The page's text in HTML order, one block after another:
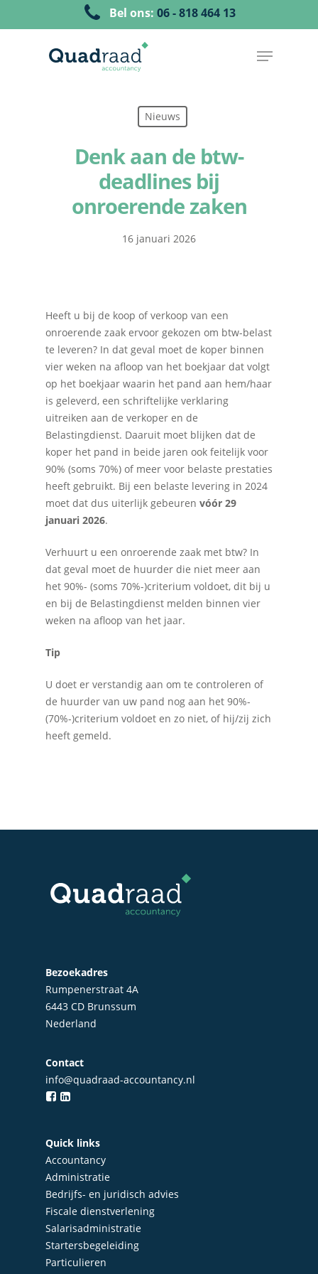
Bel ons: 06 - 818 464 13
Nieuws
Denk aan de btw-
deadlines bij
onroerende zaken
16 januari 2026
Heeft u bij de koop of verkoop van een
onroerende zaak ervoor gekozen om btw-belast
te leveren? In dat geval moet de koper binnen
vier weken na afloop van het boekjaar dat volgt
op het boekjaar waarin het pand aan hem/haar
is geleverd, een schriftelijke verklaring
uitreiken aan de verkoper en de
Belastingdienst. Daaruit moet blijken dat de
koper het pand in beide jaren ook feitelijk voor
90% (soms 70%) of meer voor belaste prestaties
heeft gebruikt. Bij een belaste levering in 2024
moet dat dus uiterlijk gebeuren vóór 29
januari 2026.
Verhuurt u een onroerende zaak met btw? In
dat geval moet de huurder die niet meer aan
het 90%- (soms 70%-)criterium voldoet, dit bij u
en bij de Belastingdienst melden binnen vier
weken na afloop van het jaar.
Tip
U doet er verstandig aan om te controleren of
de huurder van uw pand nog aan het 90%-
(70%-)criterium voldoet en zo niet, of hij/zij zich
heeft gemeld.
Bezoekadres
Rumpenerstraat 4A
6443 CD Brunssum
Nederland
Contact
info@quadraad-accountancy.nl
Quick links
Accountancy
Administratie
Bedrijfs- en juridisch advies
Fiscale dienstverlening
Salarisadministratie
Startersbegeleiding
Particulieren
Home
Over Quadraad
Bedrijfs- en juridisch